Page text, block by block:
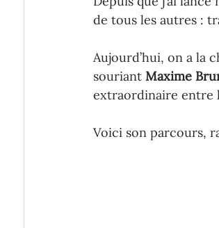
de tous les autres :
Aujourd’hui, on a la
souriant Maxime
extraordinaire entre
Voici son parcours,